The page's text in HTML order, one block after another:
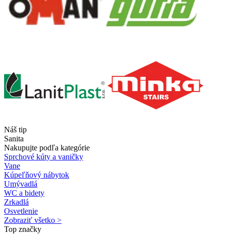
Náš tip
Sanita
Nakupujte podľa kategórie
Sprchové kúty a vaničky
Vane
Kúpeľňový nábytok
Umývadlá
WC a bidety
Zrkadlá
Osvetlenie
Zobraziť všetko >
Top značky